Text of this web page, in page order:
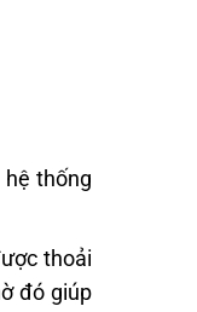
hệ thống
thoải
đó giúp